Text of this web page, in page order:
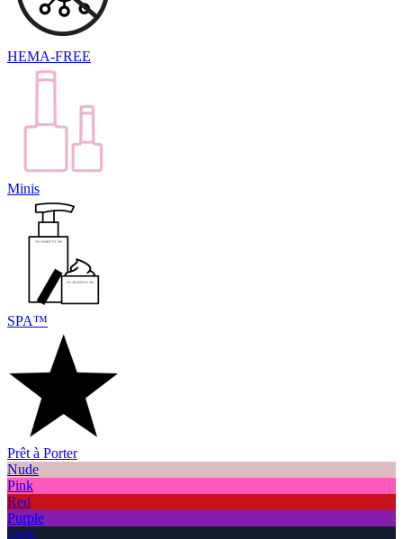
HEMA-FREE
Minis
SPA™
Prêt à Porter
Nude
Pink
Red
Purple
Dark